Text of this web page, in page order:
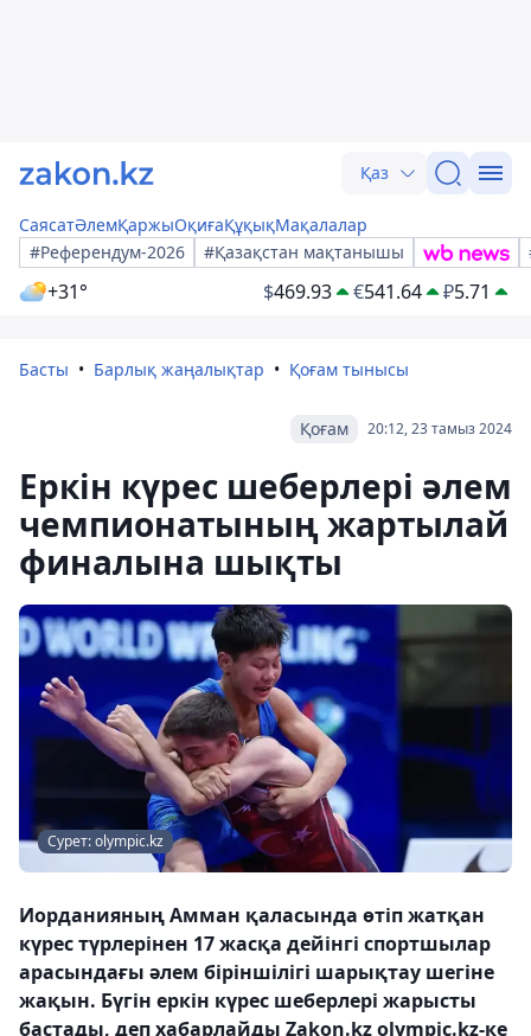
Қаз
СаясатӘлемҚаржыОқиғаҚұқықМақалалар
#Референдум-2026
#Қазақстан мақтанышы
+31° $469.93 €541.64 ₽5.71
Басты Барлық жаңалықтар Қоғам тынысы
20:12, 23 тамыз 2024
Қоғам
Еркін күрес шеберлері әлем
чемпионатының жартылай
финалына шықты
Сурет: olympic.kz
Иорданияның Амман қаласында өтіп жатқан
күрес түрлерінен 17 жасқа дейінгі спортшылар
арасындағы әлем біріншілігі шарықтау шегіне
жақын. Бүгін еркін күрес шеберлері жарысты
бастады, деп хабарлайды Zakon.kz olympic.kz-ке